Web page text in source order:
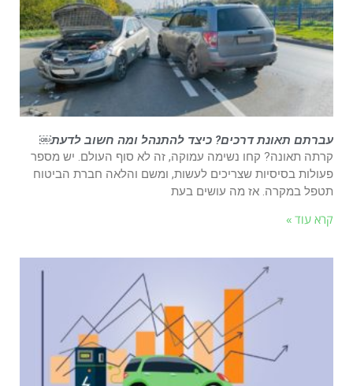
עברתם תאונת דרכים? כיצד להתנהל ומה חשוב לדעת￼
קרתה תאונה? קחו נשימה עמוקה, זה לא סוף העולם. יש מספר
פעולות בסיסיות שצריכים לעשות, ומשם והלאה חברת הביטוח
תטפל במקרה. אז מה עושים בעת
קרא עוד »